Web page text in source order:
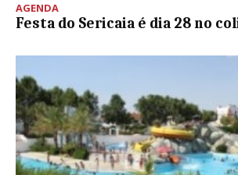
AGENDA
Festa do Sericaia é dia 28 no